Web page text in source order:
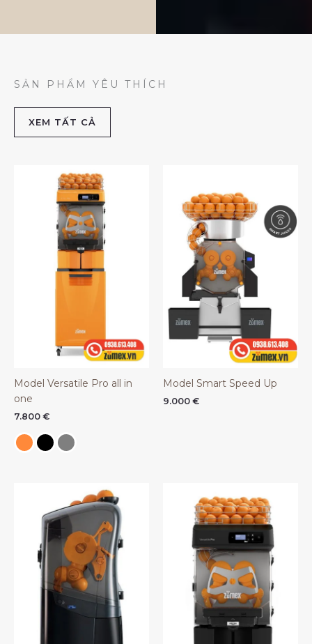
SẢN PHẨM YÊU THÍCH
XEM TẤT CẢ
Model Versatile Pro all in
one
7.800 €
Model Smart Speed Up
9.000 €